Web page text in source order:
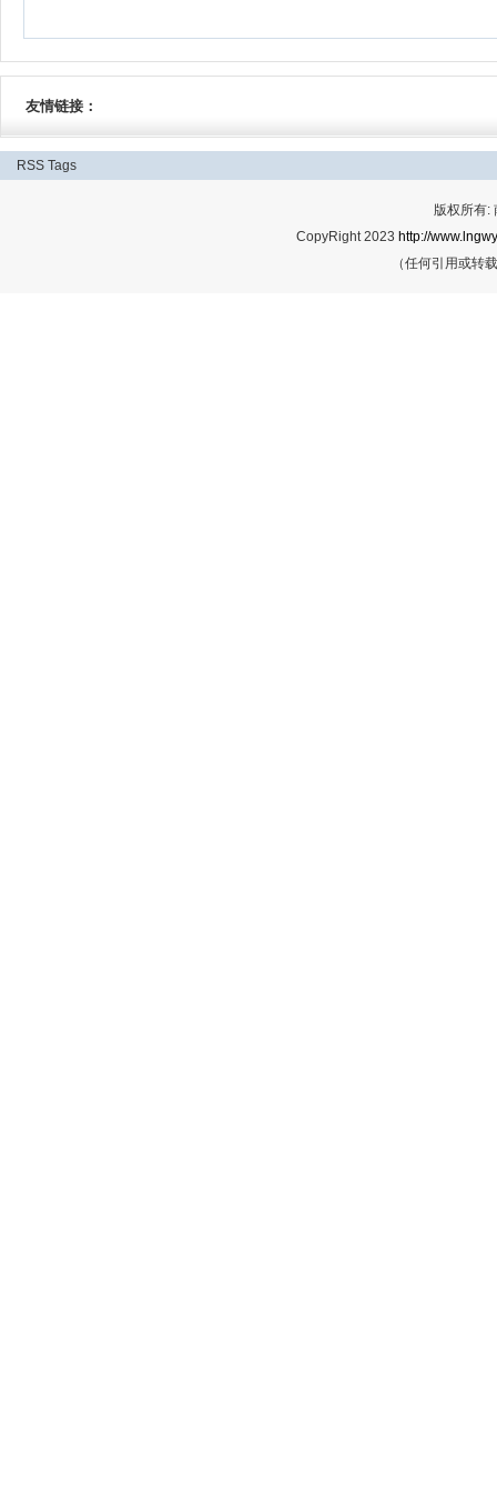
友情链接：
RSS Tags
版权所有:
CopyRight 2023 http://
（任何引用或转